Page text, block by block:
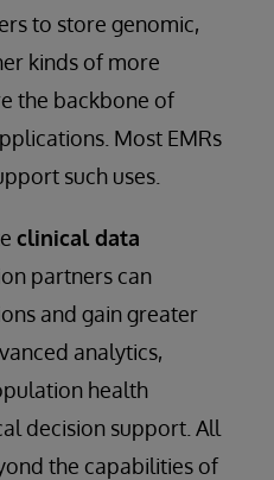
to store genomic,
kinds of more
the backbone of
Most EMRs
such uses.
clinical data
partners can
and gain greater
analytics,
health
decision support. All
the capabilities of